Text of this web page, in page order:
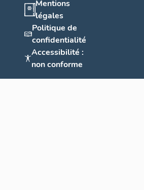
Mentions
légales
Politique de
confidentialité
Accessibilité :
non conforme